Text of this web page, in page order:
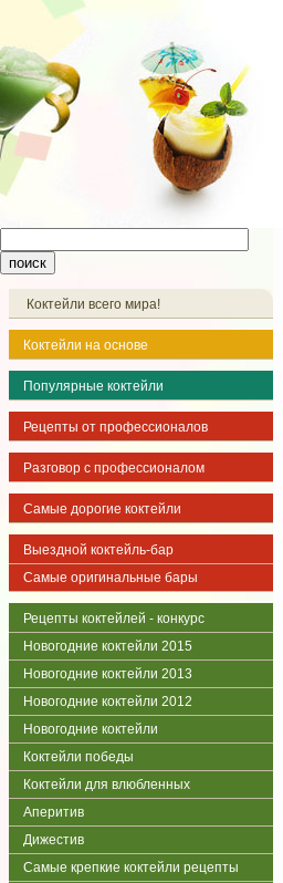
Коктейли всего мира!
Коктейли на основе
Популярные коктейли
Рецепты от профессионалов
Разговор с профессионалом
Самые дорогие коктейли
Выездной коктейль-бар
Самые оригинальные бары
Рецепты коктейлей - конкурс
Новогодние коктейли 2015
Новогодние коктейли 2013
Новогодние коктейли 2012
Новогодние коктейли
Коктейли победы
Коктейли для влюбленных
Аперитив
Дижестив
Самые крепкие коктейли рецепты